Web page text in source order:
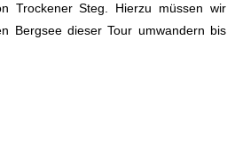
Trockener Steg. Hierzu müssen wir
Bergsee dieser Tour umwandern bis